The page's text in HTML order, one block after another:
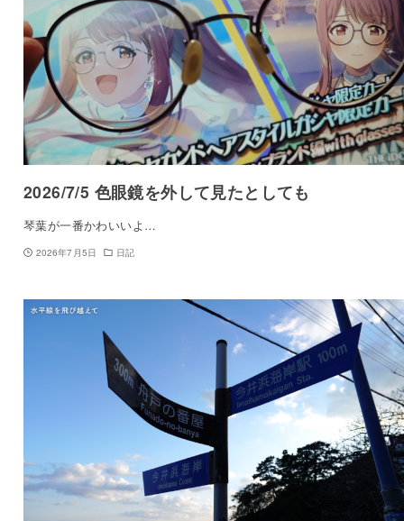
2026/7/5 色眼鏡を外して見たとしても
琴葉が一番かわいいよ…
2026年7月5日 日記